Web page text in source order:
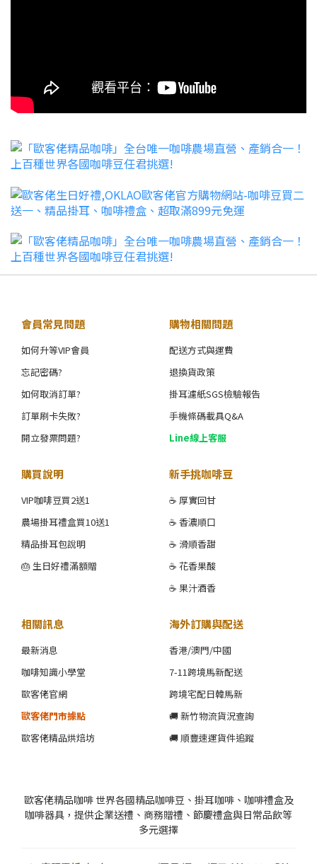
會員常見問題
如何升等VIP會員
忘記密碼?
如何取消訂單?
訂單刷卡失敗?
開立發票問題?
購物相關問題
配送方式與運費
退換貨政策
掛耳濾紙SGS檢驗報告
手機條碼載具Q&A
Line線上客服
購買說明
VIP咖啡豆買2送1
農場掛耳禮盒買10送1
精品掛耳包說明
🎂 生日好禮滿額贈
新手挑咖啡豆
☕ 厚實回甘
☕ 香濃順口
☕ 滑順香甜
☕ 花香果酸
☕ 果汁酒香
相關訊息
最新消息
咖啡知識小學堂
歐客佬官網
歐客佬門市據點
歐客佬精品烘焙坊
海外訂購與配送
香港/澳門/中國
7-11跨境馬新配送
跨境宅配日韓馬新
🚚 新竹物流貨況查詢
🚚 順豐速運貨件追蹤
歐客佬精品咖啡 世界各國精品咖啡豆、掛耳咖啡、咖啡禮盒及
咖啡器具，提供企業送禮、商務贈禮、節慶禮盒與日常品飲等
多元選擇